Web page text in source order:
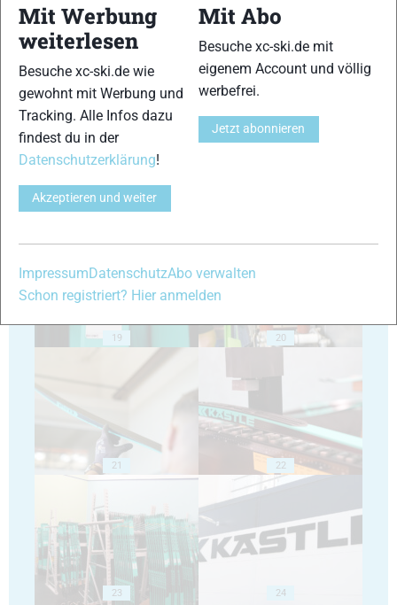
17
19 20
21 22
23 24
Mit Werbung
weiterlesen
Besuche xc-ski.de wie
gewohnt mit Werbung und
Tracking. Alle Infos dazu
findest du in der
Datenschutzerklärung!
Akzeptieren und weiter
Mit Abo
Besuche xc-ski.de mit
eigenem Account und völlig
werbefrei.
Jetzt abonnieren
Impressum DatenschutzAbo verwalten
Schon registriert? Hier anmelden